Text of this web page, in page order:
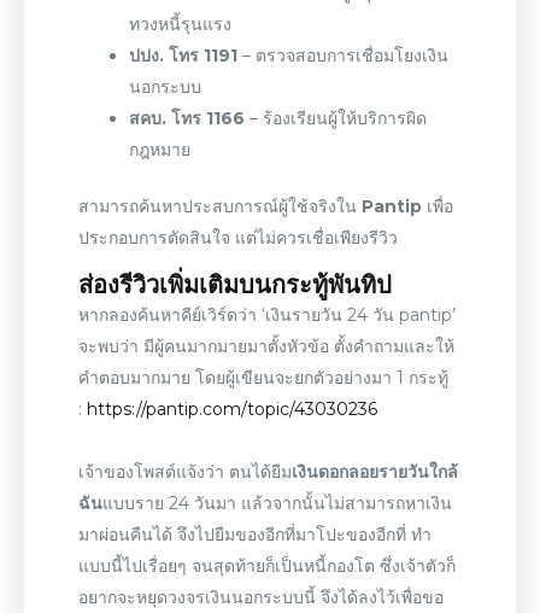
ทวงหนี้รุนแรง
ปปง. โทร 1191 – ตรวจสอบการเชื่อมโยงเงิน
นอกระบบ
สคบ. โทร 1166 – ร้องเรียนผู้ให้บริการผิด
กฎหมาย
สามารถค้นหาประสบการณ์ผู้ใช้จริงใน Pantip เพื่อ
ประกอบการตัดสินใจ แต่ไม่ควรเชื่อเพียงรีวิว
ส่องรีวิวเพิ่มเติมบนกระทู้พันทิป
หากลองค้นหาคีย์เวิร์ดว่า ‘เงินรายวัน 24 วัน pantip’
จะพบว่า มีผู้คนมากมายมาตั้งหัวข้อ ตั้งคำถามและให้
คำตอบมากมาย โดยผู้เขียนจะยกตัวอย่างมา 1 กระทู้
: https://pantip.com/topic/43030236
เจ้าของโพสต์แจ้งว่า ตนได้ยืมเงินดอกลอยรายวันใกล้
ฉันแบบราย 24 วันมา แล้วจากนั้นไม่สามารถหาเงิน
มาผ่อนคืนได้ จึงไปยืมของอีกที่มาโปะของอีกที่ ทำ
แบบนี้ไปเรื่อยๆ จนสุดท้ายก็เป็นหนี้กองโต ซึ่งเจ้าตัวก็
อยากจะหยุดวงจรเงินนอกระบบนี้ จึงได้ลงไว้เพื่อขอ